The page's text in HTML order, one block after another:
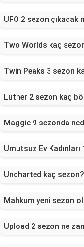
UFO 2 sezon çıkacak
Two Worlds kaç
Twin Peaks 3 sezon
Luther 2 sezon kaç
Maggie 9 sezonda
Umutsuz Ev
Uncharted kaç sezon?
Mahkum yeni sezon
Upload 2 sezon ne